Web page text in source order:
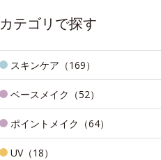
カテゴリで探す
スキンケア（169）
ベースメイク（52）
ポイントメイク（64）
UV（18）